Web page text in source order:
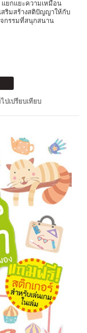
ยกแยะความเหมือน
สริมสร้างสติปัญญาให้กับ
จกรรมที่สนุกสนาน
ปเปรียบเทียบ